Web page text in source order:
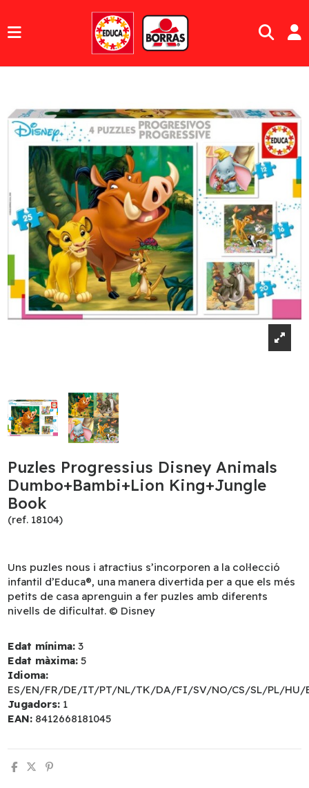
Puzles Progressius Disney Animals
Dumbo+Bambi+Lion King+Jungle
Book
(ref. 18104)
Uns puzles nous i atractius s’incorporen a la col·lecció
infantil d’Educa®, una manera divertida per a que els més
petits de casa aprenguin a fer puzles amb diferents
nivells de dificultat. © Disney
Edat mínima: 3
Edat màxima: 5
Idioma:
ES/EN/FR/DE/IT/PT/NL/TK/DA/FI/SV/NO/CS/SL/PL/HU/
Jugadors: 1
EAN: 8412668181045